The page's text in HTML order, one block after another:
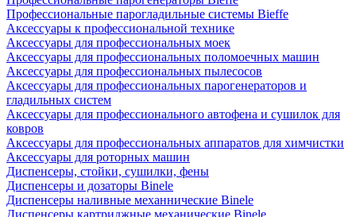
Профессиональные парогладильные системы Bieffe
Аксессуары к профессиональной технике
Аксессуары для профессиональных моек
Аксессуары для профессиональных поломоечных машин
Аксессуары для профессиональных пылесосов
Аксессуары для профессиональных парогенераторов и
гладильных систем
Аксессуары для профессионального автофена и сушилок для
ковров
Аксессуары для профессиональных аппаратов для химчистки
Аксессуары для роторных машин
Диспенсеры, стойки, сушилки, фены
Диспенсеры и дозаторы Binele
Диспенсеры наливные механнические Binele
Диспенсеры картриджные механические Binele